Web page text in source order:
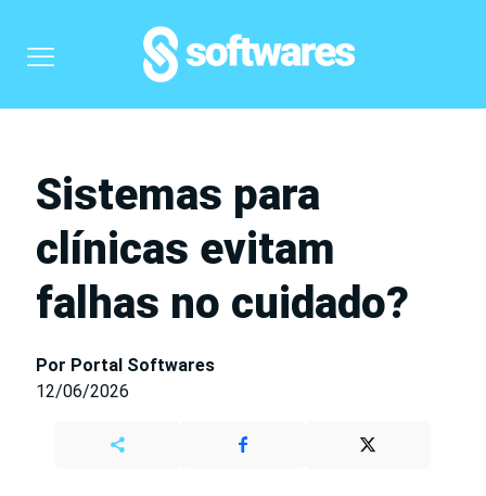
Sistemas para
clínicas evitam
falhas no cuidado?
Por Portal Softwares
12/06/2026